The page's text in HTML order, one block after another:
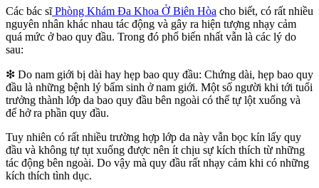
Các bác sĩPhòng Khám Đa Khoa Ở Biên Hòa cho biết, có rất nhiều
nguyên nhân khác nhau tác động và gây ra hiện tượng nhạy cảm
quá mức ở bao quy đầu. Trong đó phổ biến nhất vẫn là các lý do
sau:
❇ Do nam giới bị dài hay hẹp bao quy đầu: Chứng dài, hẹp bao quy
đầu là những bệnh lý bẩm sinh ở nam giới. Một số người khi tới tuổi
trưởng thành lớp da bao quy đầu bên ngoài có thể tự lột xuống và
để hở ra phần quy đầu.
Tuy nhiên có rất nhiều trường hợp lớp da này vẫn bọc kín lấy quy
đầu và không tự tụt xuống được nên ít chịu sự kích thích từ những
tác động bên ngoài. Do vậy mà quy đầu rất nhạy cảm khi có những
kích thích tình dục.